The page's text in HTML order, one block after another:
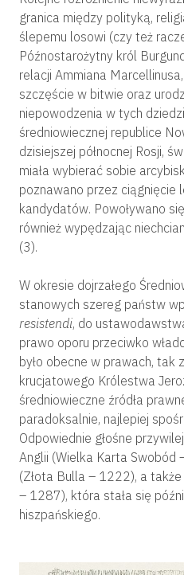
granica między polityką,
ślepemu losowi (czy też
Późnostarożytny król
relacji Ammiana
szczęście w bitwie oraz
niepowodzenia w tych
średniowiecznej republice
dzisiejszej północnej Rosji,
miała wybierać sobie
poznawano przez ciągnięcie
kandydatów. Powoływano
również wypędzając
(3).
W okresie dojrzałego
stanowych szereg państw
resistendi, do
prawo oporu przeciwko
było obecne w prawach, tak
krucjatowego Królestwa
średniowieczne źródła
paradoksalnie, najlepiej
Odpowiednie głośne
Anglii (Wielka Karta Swobód
(Złota Bulla – 1222), a
– 1287), która stała się
hiszpańskiego.